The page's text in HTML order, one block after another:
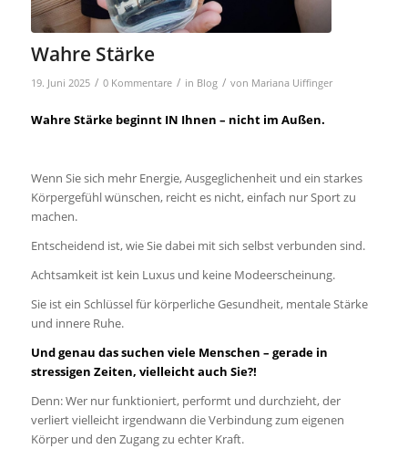
Wahre Stärke
19. Juni 2025 / 0 Kommentare / in Blog / von Mariana Uiffinger
Wahre Stärke beginnt IN Ihnen – nicht im Außen.
Wenn Sie sich mehr Energie, Ausgeglichenheit und ein starkes
Körpergefühl wünschen, reicht es nicht, einfach nur Sport zu
machen.
Entscheidend ist, wie Sie dabei mit sich selbst verbunden sind.
Achtsamkeit ist kein Luxus und keine Modeerscheinung.
Sie ist ein Schlüssel für körperliche Gesundheit, mentale Stärke
und innere Ruhe.
Und genau das suchen viele Menschen – gerade in
stressigen Zeiten, vielleicht auch Sie?!
Denn: Wer nur funktioniert, performt und durchzieht, der
verliert vielleicht irgendwann die Verbindung zum eigenen
Körper und den Zugang zu echter Kraft.